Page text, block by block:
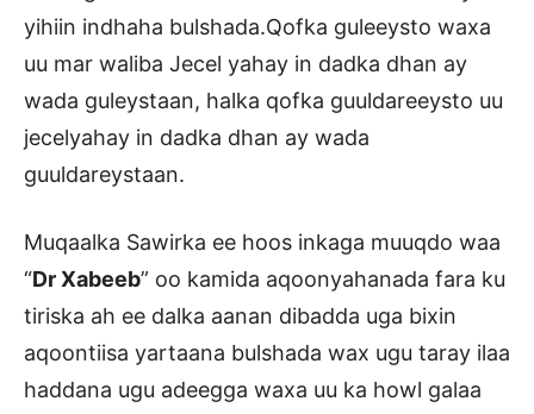
yihiin indhaha bulshada.Qofka guleeysto waxa
uu mar waliba Jecel yahay in dadka dhan ay
wada guleystaan, halka qofka guuldareeysto uu
jecelyahay in dadka dhan ay wada
guuldareystaan.
Muqaalka Sawirka ee hoos inkaga muuqdo waa
“Dr Xabeeb” oo kamida aqoonyahanada fara ku
tiriska ah ee dalka aanan dibadda uga bixin
aqoontiisa yartaana bulshada wax ugu taray ilaa
haddana ugu adeegga waxa uu ka howl galaa